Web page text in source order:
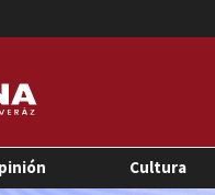
Cultura